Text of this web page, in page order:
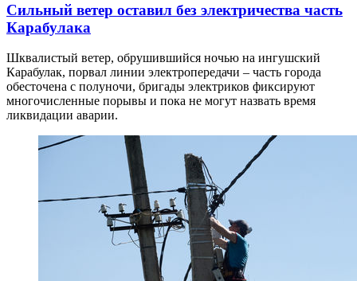
Сильный ветер оставил без электричества часть
Карабулака
Шквалистый ветер, обрушившийся ночью на ингушский
Карабулак, порвал линии электропередачи – часть города
обесточена с полуночи, бригады электриков фиксируют
многочисленные порывы и пока не могут назвать время
ликвидации аварии.